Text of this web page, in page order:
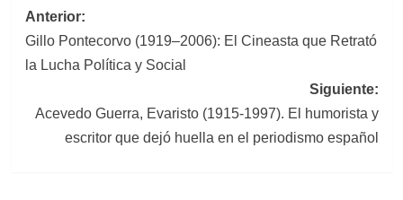
Navegación
de
Anterior:
Gillo Pontecorvo (1919–2006): El Cineasta que Retrató
la Lucha Política y Social
Siguiente:
Acevedo Guerra, Evaristo (1915-1997). El humorista y
escritor que dejó huella en el periodismo español